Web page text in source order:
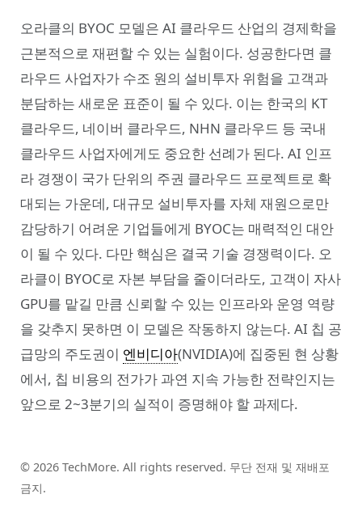
오라클의 BYOC 모델은 AI 클라우드 산업의 경제학을
근본적으로 재편할 수 있는 실험이다. 성공한다면 클
라우드 사업자가 수조 원의 설비투자 위험을 고객과
분담하는 새로운 표준이 될 수 있다. 이는 한국의 KT
클라우드, 네이버 클라우드, NHN 클라우드 등 국내
클라우드 사업자에게도 중요한 선례가 된다. AI 인프
라 경쟁이 국가 단위의 주권 클라우드 프로젝트로 확
대되는 가운데, 대규모 설비투자를 자체 재원으로만
감당하기 어려운 기업들에게 BYOC는 매력적인 대안
이 될 수 있다. 다만 핵심은 결국 기술 경쟁력이다. 오
라클이 BYOC로 자본 부담을 줄이더라도, 고객이 자사
GPU를 맡길 만큼 신뢰할 수 있는 인프라와 운영 역량
을 갖추지 못하면 이 모델은 작동하지 않는다. AI 칩 공
급망의 주도권이 엔비디아(NVIDIA)에 집중된 현 상황
에서, 칩 비용의 전가가 과연 지속 가능한 전략인지는
앞으로 2~3분기의 실적이 증명해야 할 과제다.
© 2026 TechMore. All rights reserved. 무단 전재 및 재배포
금지.